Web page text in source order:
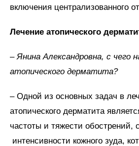
включения централизованного
Лечение атопического
– Янина Александровна, с чего
атопического дерматита?
– Одной из основных задач в
атопического дерматита
частоты и тяжести обострений,
интенсивности кожного зуда,